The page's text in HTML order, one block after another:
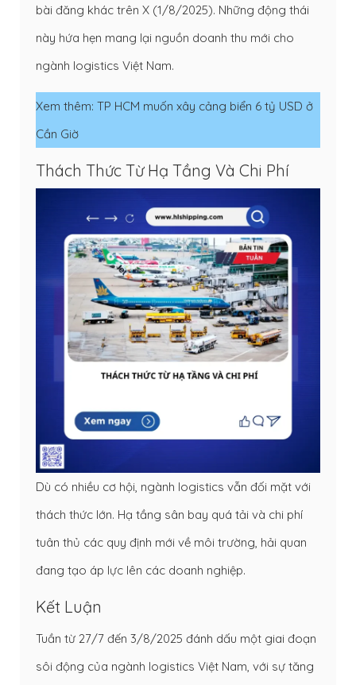
bài đăng khác trên X (1/8/2025). Những động thái
này hứa hẹn mang lại nguồn doanh thu mới cho
ngành logistics Việt Nam.
Xem thêm: TP HCM muốn xây cảng biển 6 tỷ USD ở
Cần Giờ
Thách Thức Từ Hạ Tầng Và Chi Phí
Dù có nhiều cơ hội, ngành logistics vẫn đối mặt với
thách thức lớn. Hạ tầng sân bay quá tải và chi phí
tuân thủ các quy định mới về môi trường, hải quan
đang tạo áp lực lên các doanh nghiệp.
Kết Luận
Tuần từ 27/7 đến 3/8/2025 đánh dấu một giai đoạn
sôi động của ngành logistics Việt Nam, với sự tăng